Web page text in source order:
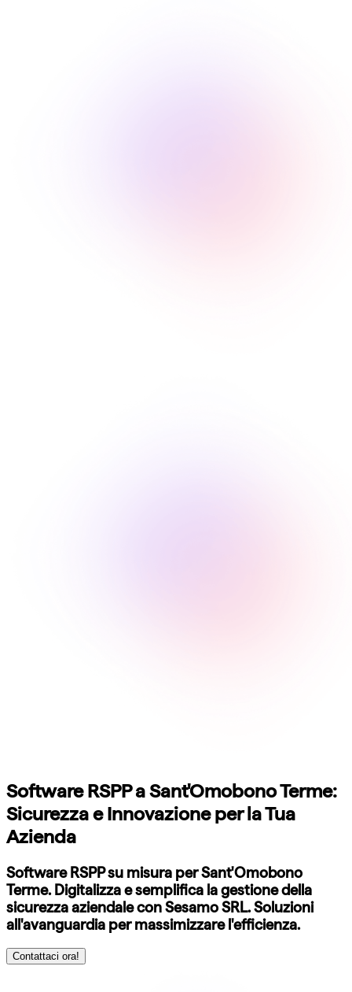
Software RSPP a Sant'Omobono Terme:
Sicurezza e Innovazione per la Tua
Azienda
Software RSPP su misura per Sant'Omobono
Terme. Digitalizza e semplifica la gestione della
sicurezza aziendale con Sesamo SRL. Soluzioni
all'avanguardia per massimizzare l'efficienza.
Contattaci ora!